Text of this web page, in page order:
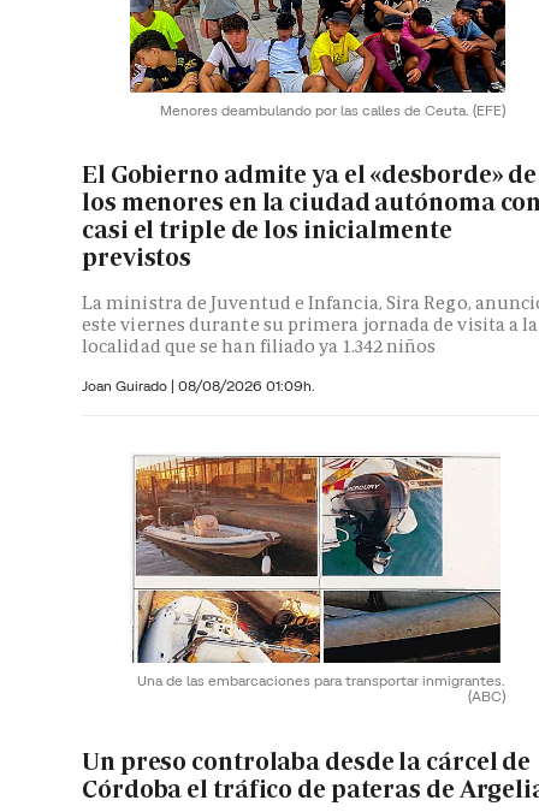
Menores deambulando por las calles de Ceuta. (EFE)
El Gobierno admite ya el «desborde» de
los menores en la ciudad autónoma
casi el triple de los inicialmente
previstos
La ministra de Juventud e Infancia, Sira Rego,
este viernes durante su primera jornada de visita a la
localidad que se han filiado ya 1.342 niños
Joan Guirado | 08/08/2026 01:09h.
Una de las embarcaciones para transportar inmigrantes.
(ABC)
Un preso controlaba desde la cárcel de
Córdoba el tráfico de pateras de